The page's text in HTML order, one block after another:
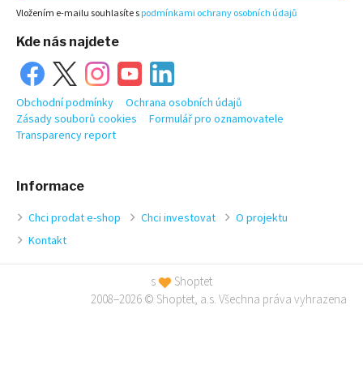
Informace
Chci prodat e-shop Chci investovat
O projektu
Kontakt
Vložením e-mailu souhlasíte s podmínkami ochrany osobních údajů
Kde nás najdete
Obchodní podmínky
Ochrana osobních údajů
Zásady souborů cookies
Formulář pro oznamovatele
Transparency report
s
Shoptet
2008–2026 © Shoptet, a.s. Všechna práva vyhrazena